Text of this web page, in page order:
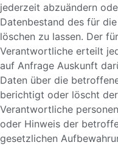
jederzeit abzuändern
Datenbestand des für
löschen zu lassen. Der
Verantwortliche erteilt
auf Anfrage Auskunft
Daten über die
berichtigt oder löscht
Verantwortliche
oder Hinweis der
gesetzlichen